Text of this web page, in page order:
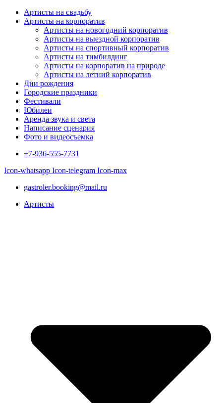
Артисты на свадьбу
Артисты на корпоратив
Артисты на новогодний корпоратив
Артисты на выездной корпоратив
Артисты на спортивный корпоратив
Артисты на тимбилдинг
Артисты на корпоратив на природе
Артисты на летний корпоратив
Дни рождения
Городские праздники
Фестивали
Юбилеи
Аренда звука и света
Написание сценария
Фото и видеосъемка
+7-936-555-7731
Icon-whatsapp Icon-telegram Icon-max
gastroler.booking@mail.ru
Артисты